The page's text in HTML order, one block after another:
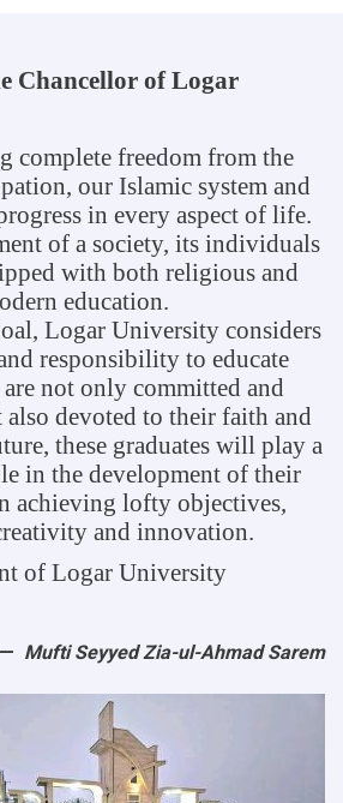
Chancellor of Logar
complete freedom from the
our Islamic system and
in every aspect of life.
of a society, its individuals
with both religious and
education.
Logar University considers
responsibility to educate
not only committed and
devoted to their faith and
these graduates will play a
in the development of their
achieving lofty objectives,
and innovation.
of Logar University
Mufti Seyyed Zia-ul-Ahmad Sarem